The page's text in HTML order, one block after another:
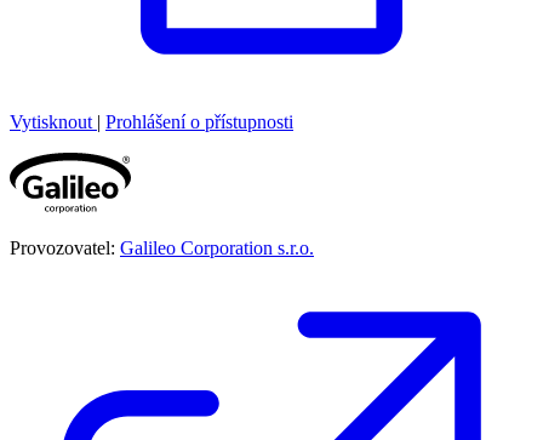
Vytisknout Prohlášení o přístupnosti
Provozovatel: Galileo Corporation s.r.o.